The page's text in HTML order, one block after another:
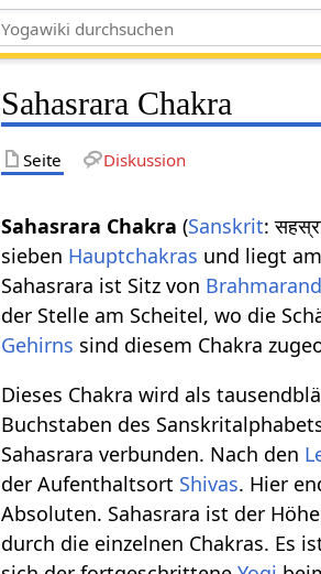
Sahasrara Chakra
Seite Diskussion
Sahasrara Chakra (Sanskrit:
sieben Hauptchakras und liegt
Sahasrara ist Sitz von
der Stelle am Scheitel, wo die
Gehirns sind diesem Chakra
Dieses Chakra wird als
Buchstaben des
Sahasrara verbunden. Nach den
der Aufenthaltsort Shivas. Hier
Absoluten. Sahasrara ist der
durch die einzelnen Chakras. Es